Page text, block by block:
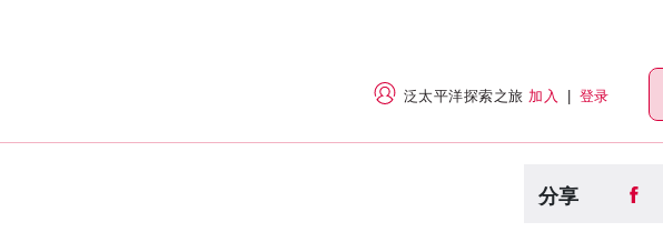
泛太平洋探索之旅 加入 | 登录
分享